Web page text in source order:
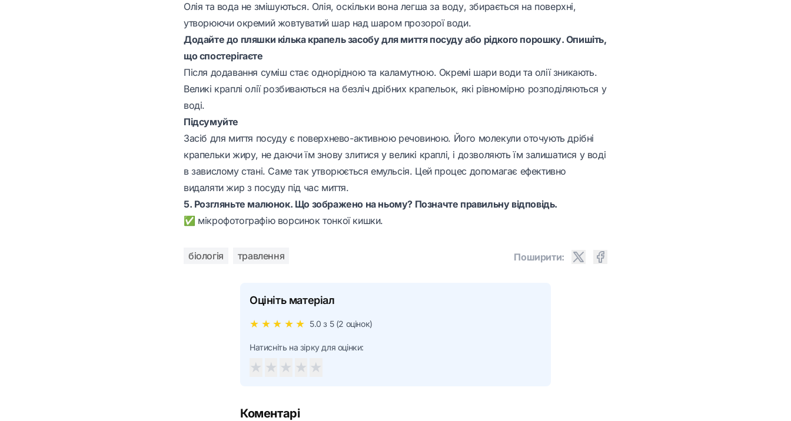
Олія та вода не змішуються. Олія, оскільки вона легша за воду, збирається на поверхні,
утворюючи окремий жовтуватий шар над шаром прозорої води.
Додайте до пляшки кілька крапель засобу для миття посуду або рідкого порошку. Опишіть,
що спостерігаєте
Після додавання суміш стає однорідною та каламутною. Окремі шари води та олії зникають.
Великі краплі олії розбиваються на безліч дрібних крапельок, які рівномірно розподіляються у
воді.
Підсумуйте
Засіб для миття посуду є поверхнево-активною речовиною. Його молекули оточують дрібні
крапельки жиру, не даючи їм знову злитися у великі краплі, і дозволяють їм залишатися у воді
в завислому стані. Саме так утворюється емульсія. Цей процес допомагає ефективно
видаляти жир з посуду під час миття.
5. Розгляньте малюнок. Що зображено на ньому? Позначте правильну відповідь.
✅ мікрофотографію ворсинок тонкої кишки.
біологія травлення Поширити:
Оцініть матеріал
★ ★ ★ ★ ★ 5.0 з 5 (2 оцінок)
Натисніть на зірку для оцінки:
★ ★ ★ ★ ★
Коментарі